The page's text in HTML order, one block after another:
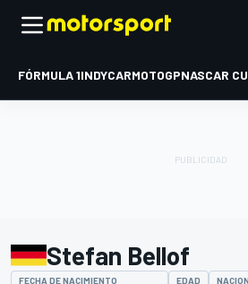
FÓRMULA 1INDYCARMOTOGPNASCAR
Stefan Bellof
FECHA DE NACIMIENTO EDAD